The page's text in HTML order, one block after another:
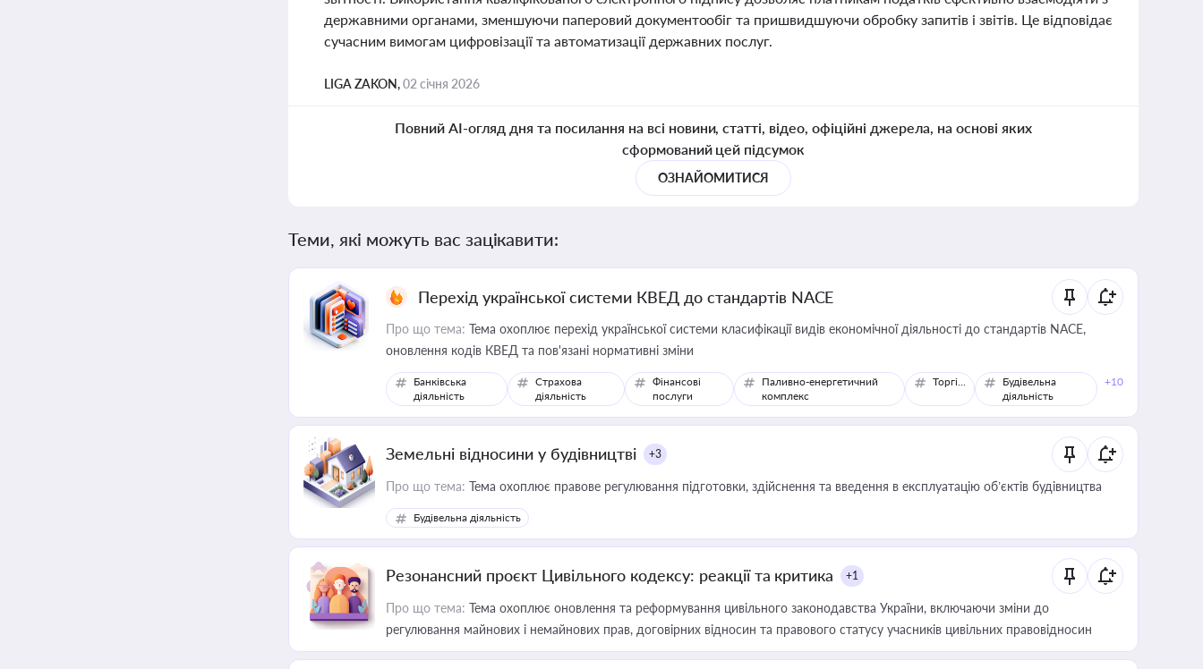
державними органами, зменшуючи паперовий документообіг та пришвидшуючи обробку запитів і звітів. Це відповідає
сучасним вимогам цифровізації та автоматизації державних послуг.
LIGA ZAKON,02 січня 2026
Повний AI-огляд дня та посилання на всі новини, статті, відео, офіційні джерела, на основі яких
сформований цей підсумок
ОЗНАЙОМИТИСЯ
Теми, які можуть вас зацікавити:
Перехід української системи КВЕД до стандартів NACE
Про що тема: Тема охоплює перехід української системи класифікації видів економічної діяльності до стандартів NACE,
оновлення кодів КВЕД та пов'язані нормативні зміни
Банківська
діяльність
Страхова
діяльність
Фінансові
послуги
Паливно-енергетичний
комплекс
Торгівля
Будівельна
діяльність
+10
Земельні відносини у будівництві +3
Про що тема: Тема охоплює правове регулювання підготовки, здійснення та введення в експлуатацію об’єктів будівництва
Будівельна діяльність
Резонансний проєкт Цивільного кодексу: реакції та критика +1
Про що тема: Тема охоплює оновлення та реформування цивільного законодавства України, включаючи зміни до
регулювання майнових і немайнових прав, договірних відносин та правового статусу учасників цивільних правовідносин